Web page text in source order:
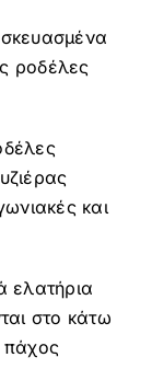
ροδέλες
και
ελατήρια
στο κάτω
πάχος